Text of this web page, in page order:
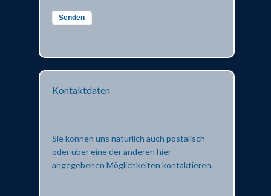
Kontaktdaten
Sie können uns natürlich auch postalisch
oder über eine der anderen hier
angegebenen Möglichkeiten kontaktieren.